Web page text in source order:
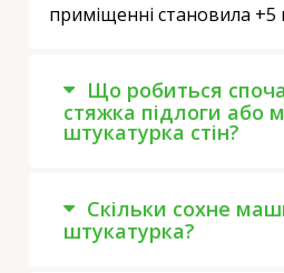
приміщенні становила +5
Що робиться
стяжка підлоги або
штукатурка стін?
Скільки сохне
штукатурка?